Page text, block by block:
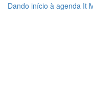
Dando início à agenda It